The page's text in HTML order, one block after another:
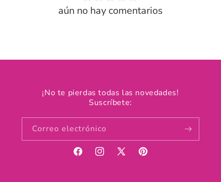
aún no hay comentarios
¡No te pierdas todas las novedades!
Suscríbete:
Correo electrónico
FacebookInstagram
X
Pinterest